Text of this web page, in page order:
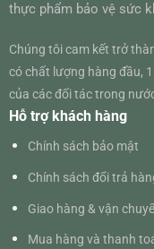
thực phẩm bảo vệ sức
Chúng tôi cam kết trở
có chất lượng hàng đầu,
của các đối tác trong
Hỗ trợ khách hàng
Chính sách bảo mật
Chính sách đổi trả
Giao hàng & vận
Mua hàng và thanh